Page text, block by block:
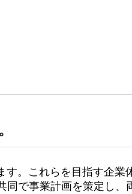
。これらを目指す企業
で事業計画を策定し